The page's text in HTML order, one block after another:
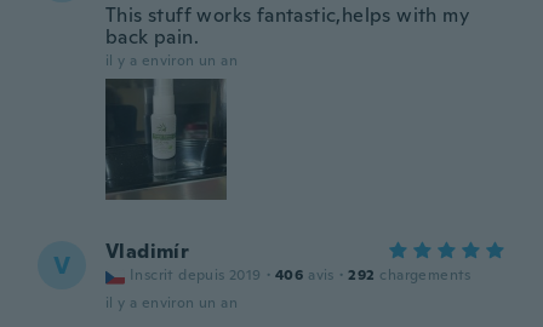
This stuff works fantastic,helps with my
back pain.
il y a environ un an
V Vladimír
Inscrit depuis 2019 · 406 avis · 292 chargements
il y a environ un an